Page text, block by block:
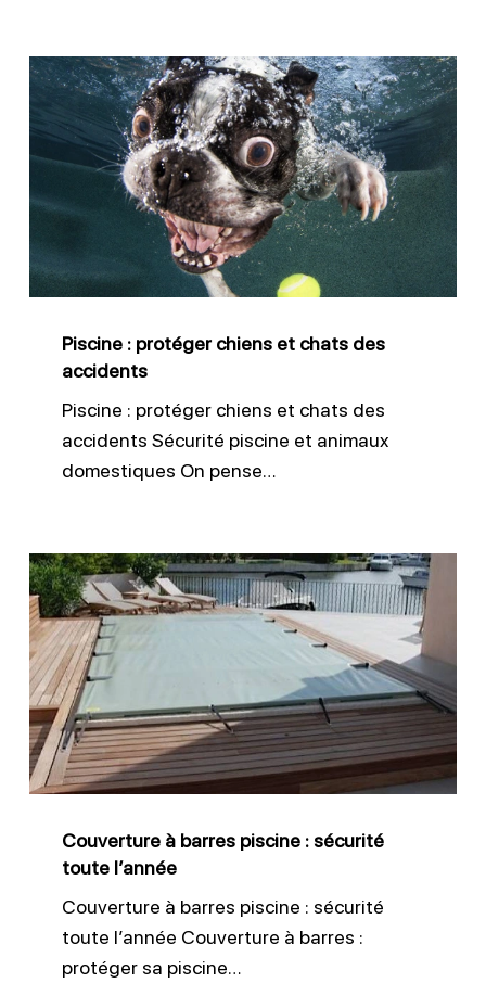
Piscine
protéger
et
chats
des
Piscine : protéger chiens et chats des
accidents
Piscine : protéger chiens et chats des
accidents Sécurité piscine et animaux
domestiques On pense…
Couverture
à
barres
piscine
:
sécurité
toute
Couverture à barres piscine : sécurité
toute l’année
Couverture à barres piscine : sécurité
toute l’année Couverture à barres :
protéger sa piscine…